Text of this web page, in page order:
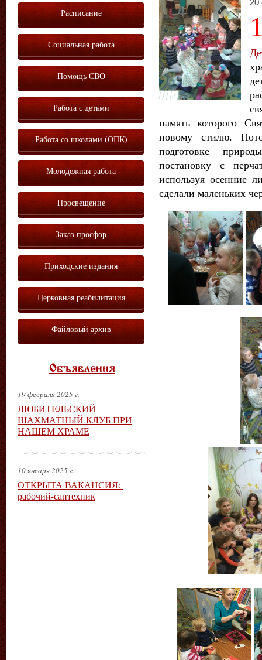
20
память которого
новому стилю.
подготовке
постановку с
используя осенние
сделали маленьких
Расписание
Социальная работа
Помощь СВО
Работа с детьми
Работа со школами (ОПК)
Молодежная работа
Просвещение
Заказ просфор
Приходские издания
Церковная реабилитация
Файловый архив
Объявления
19 февраля 2025 г.
ЛЮБИТЕЛЬСКИЙ
ШАХМАТНЫЙ КЛУБ ПРИ
НАШЕМ ХРАМЕ
10 января 2025 г.
ОТКРЫТА ВАКАНСИЯ:
рабочий-сантехник